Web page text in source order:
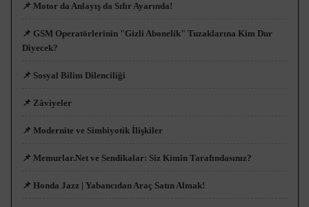
📌 Motor da Anlayış da Sıfır Ayarında!
📌 GSM Operatörlerinin "Gizli Abonelik" Tuzaklarına Kim Dur
Diyecek?
📌 Sosyal Bilim Dilenciliği
📌 Zâviyeler
📌 Modernite ve Simbiyotik İlişkiler
📌 Memurlar.Net ve Sendikalar: Siz Kimin Tarafındasınız?
📌 Honda Jazz | Yabancıdan Araç Satın Almak!